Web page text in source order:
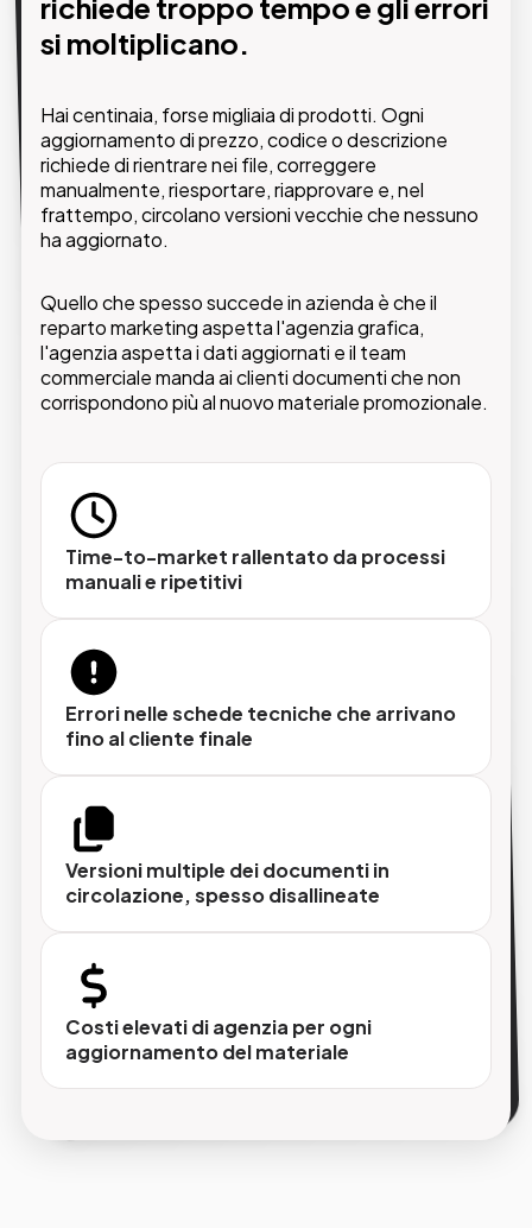
documenti si generano da soli.
Con il Web2Print, i tuoi dati di prodotto popolano
automaticamente template grafici costruiti sulla
tua identità visiva. Schede tecniche, listini prezzo e
brochure vengono generati direttamente dal
browser, pronti da scaricare e distribuire.
Generazione automatica dei PDF
Nuovi prodotti o aggiornamenti dal tuo
browser si traducono immediatamente in
documenti pronti e disponibili in tempo reale ai
Template personalizzati sul tuo brand
Ogni documento rispetta le linee guida
grafiche aziendali, su ogni formato e per ogni
canale.
Aggiornamento centralizzato
Un dato cambia nel PIM e si riflette
automaticamente su tutti i documenti
collegati, nessuna versione obsoleta in
circolazione.
Tema interno totalmente indipendente
Il team interno gestisce in autonomia la
produzione dei materiali, riducendo costi e
si moltiplicano.
Hai centinaia, forse migliaia di prodotti. Ogni
aggiornamento di prezzo, codice o descrizione
richiede di rientrare nei file, correggere
manualmente, riesportare, riapprovare e, nel
frattempo, circolano versioni vecchie che nessuno
ha aggiornato.
Quello che spesso succede in azienda è che il
reparto marketing aspetta l'agenzia grafica,
l'agenzia aspetta i dati aggiornati e il team
commerciale manda ai clienti documenti che non
corrispondono più al nuovo materiale promozionale.
Time-to-market rallentato da processi
manuali e ripetitivi
Errori nelle schede tecniche che arrivano
fino al cliente finale
Versioni multiple dei documenti in
circolazione, spesso disallineate
Costi elevati di agenzia per ogni
aggiornamento del materiale